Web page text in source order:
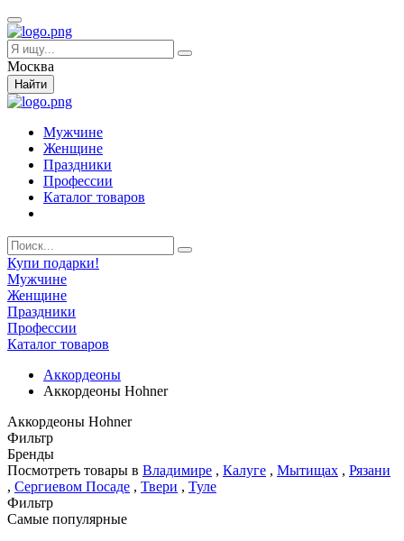
Москва
Найти
Мужчине
Женщине
Праздники
Профессии
Каталог товаров
Купи подарки!
Мужчине
Женщине
Праздники
Профессии
Каталог товаров
Аккордеоны
Аккордеоны Hohner
Аккордеоны Hohner
Фильтр
Бренды
Посмотреть товары в Владимире , Калуге , Мытищах , Рязани
, Сергиевом Посаде , Твери , Туле
Фильтр
Самые популярные